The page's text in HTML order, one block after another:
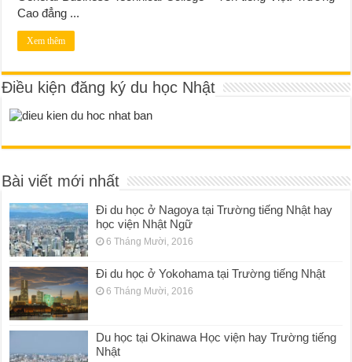
Cao đẳng ...
Xem thêm
Điều kiện đăng ký du học Nhật
Bài viết mới nhất
Đi du học ở Nagoya tại Trường tiếng Nhật hay
học viện Nhật Ngữ
6 Tháng Mười, 2016
Đi du học ở Yokohama tại Trường tiếng Nhật
6 Tháng Mười, 2016
Du học tại Okinawa Học viện hay Trường tiếng
Nhật